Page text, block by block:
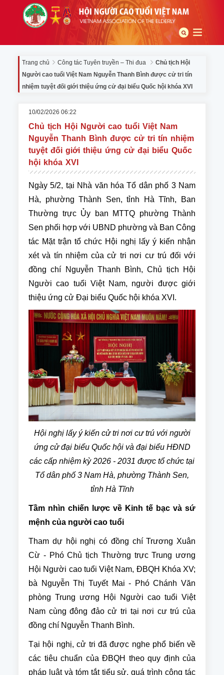
Trang chủ Công tác Tuyên truyền – Thi đua
Chủ tịch Hội
Người cao tuổi Việt Nam Nguyễn Thanh Bình được cử tri tín
nhiệm tuyệt đối giới thiệu ứng cử đại biểu Quốc hội khóa XVI
10/02/2026 06:22
Chủ tịch Hội Người cao tuổi Việt Nam
Nguyễn Thanh Bình được cử tri tín nhiệm
tuyệt đối giới thiệu ứng cử đại biểu Quốc
hội khóa XVI
Ngày 5/2, tại Nhà văn hóa Tổ dân phố 3 Nam
Hà, phường Thành Sen, tỉnh Hà Tĩnh, Ban
Thường trực Ủy ban MTTQ phường Thành
Sen phối hợp với UBND phường và Ban Công
tác Mặt trận tổ chức Hội nghị lấy ý kiến nhận
xét và tín nhiệm của cử tri nơi cư trú đối với
đồng chí Nguyễn Thanh Bình, Chủ tịch Hội
Người cao tuổi Việt Nam, người được giới
thiệu ứng cử Đại biểu Quốc hội khóa XVI.
Hội nghị lấy ý kiến cử tri nơi cư trú với người
ứng cử đại biểu Quốc hội và đại biểu HĐND
các cấp nhiệm kỳ 2026 - 2031 được tổ chức tại
Tổ dân phố 3 Nam Hà, phường Thành Sen,
tỉnh Hà Tĩnh
Tầm nhìn chiến lược về Kinh tế bạc và sứ
mệnh của người cao tuổi
Tham dự hội nghị có đồng chí Trương Xuân
Cừ - Phó Chủ tịch Thường trực Trung ương
Hội Người cao tuổi Việt Nam, ĐBQH Khóa XV;
bà Nguyễn Thị Tuyết Mai - Phó Chánh Văn
phòng Trung ương Hội Người cao tuổi Việt
Nam cùng đông đảo cử tri tại nơi cư trú của
đồng chí Nguyễn Thanh Bình.
Tại hội nghị, cử tri đã được nghe phổ biến về
các tiêu chuẩn của ĐBQH theo quy định của
pháp luật và tóm tắt tiểu sử, quá trình công tác